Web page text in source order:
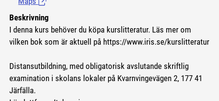
Beskrivning
I denna kurs behöver du köpa kurslitteratur. Läs mer om
vilken bok som är aktuell på https://www.iris.se/kurslitteratur
Distansutbildning, med obligatorisk avslutande skriftlig
examination i skolans lokaler på Kvarnvingevägen 2, 177 41
Järfälla.